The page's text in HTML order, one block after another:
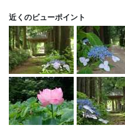
近くのビューポイント